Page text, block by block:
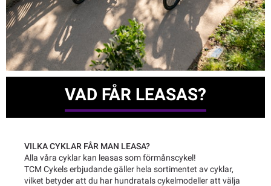
VAD FÅR LEASAS?
VILKA CYKLAR FÅR MAN LEASA?
Alla våra cyklar kan leasas som förmånscykel!
TCM Cykels erbjudande gäller hela sortimentet av cyklar,
vilket betyder att du har hundratals cykelmodeller att välja